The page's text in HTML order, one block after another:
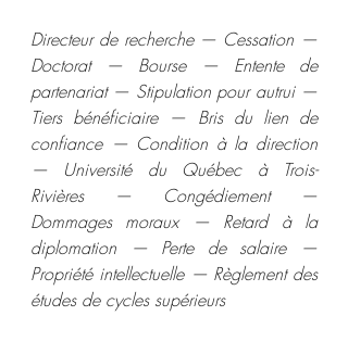
Directeur de recherche — Cessation —
Doctorat — Bourse — Entente de
partenariat — Stipulation pour autrui —
Tiers bénéficiaire — Bris du lien de
confiance — Condition à la direction
— Université du Québec à Trois-
Rivières — Congédiement —
Dommages moraux — Retard à la
diplomation — Perte de salaire —
Propriété intellectuelle — Règlement des
études de cycles supérieurs